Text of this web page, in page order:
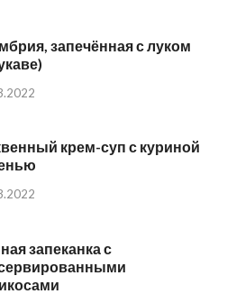
запечённая с луком
крем-суп с куриной
запеканка с